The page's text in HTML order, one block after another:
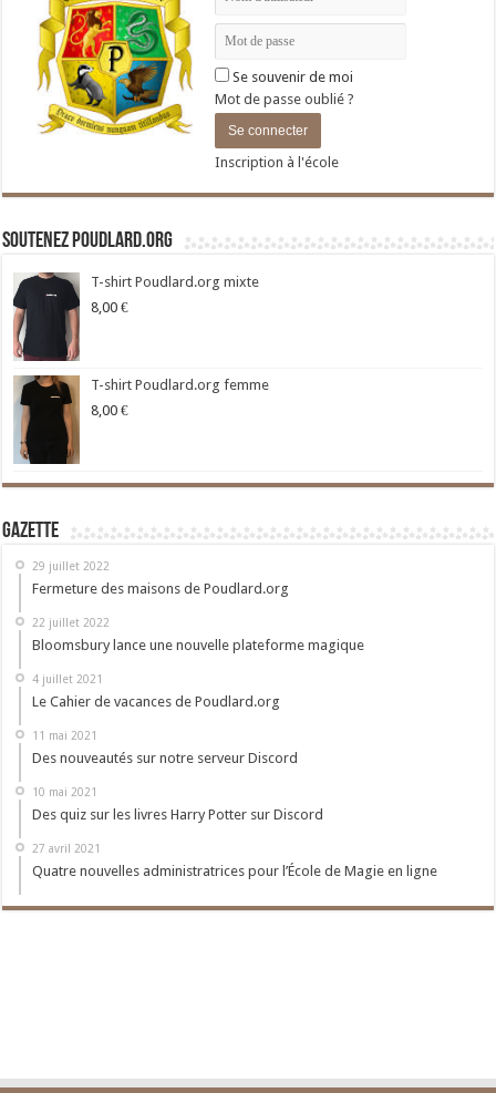
Se souvenir de moi
Mot de passe oublié ?
Inscription à l'école
Soutenez Poudlard.org
T-shirt Poudlard.org mixte
8,00 €
T-shirt Poudlard.org femme
8,00 €
Gazette
29 juillet 2022
Fermeture des maisons de Poudlard.org
22 juillet 2022
Bloomsbury lance une nouvelle plateforme magique
4 juillet 2021
Le Cahier de vacances de Poudlard.org
11 mai 2021
Des nouveautés sur notre serveur Discord
10 mai 2021
Des quiz sur les livres Harry Potter sur Discord
27 avril 2021
Quatre nouvelles administratrices pour l’École de Magie en ligne